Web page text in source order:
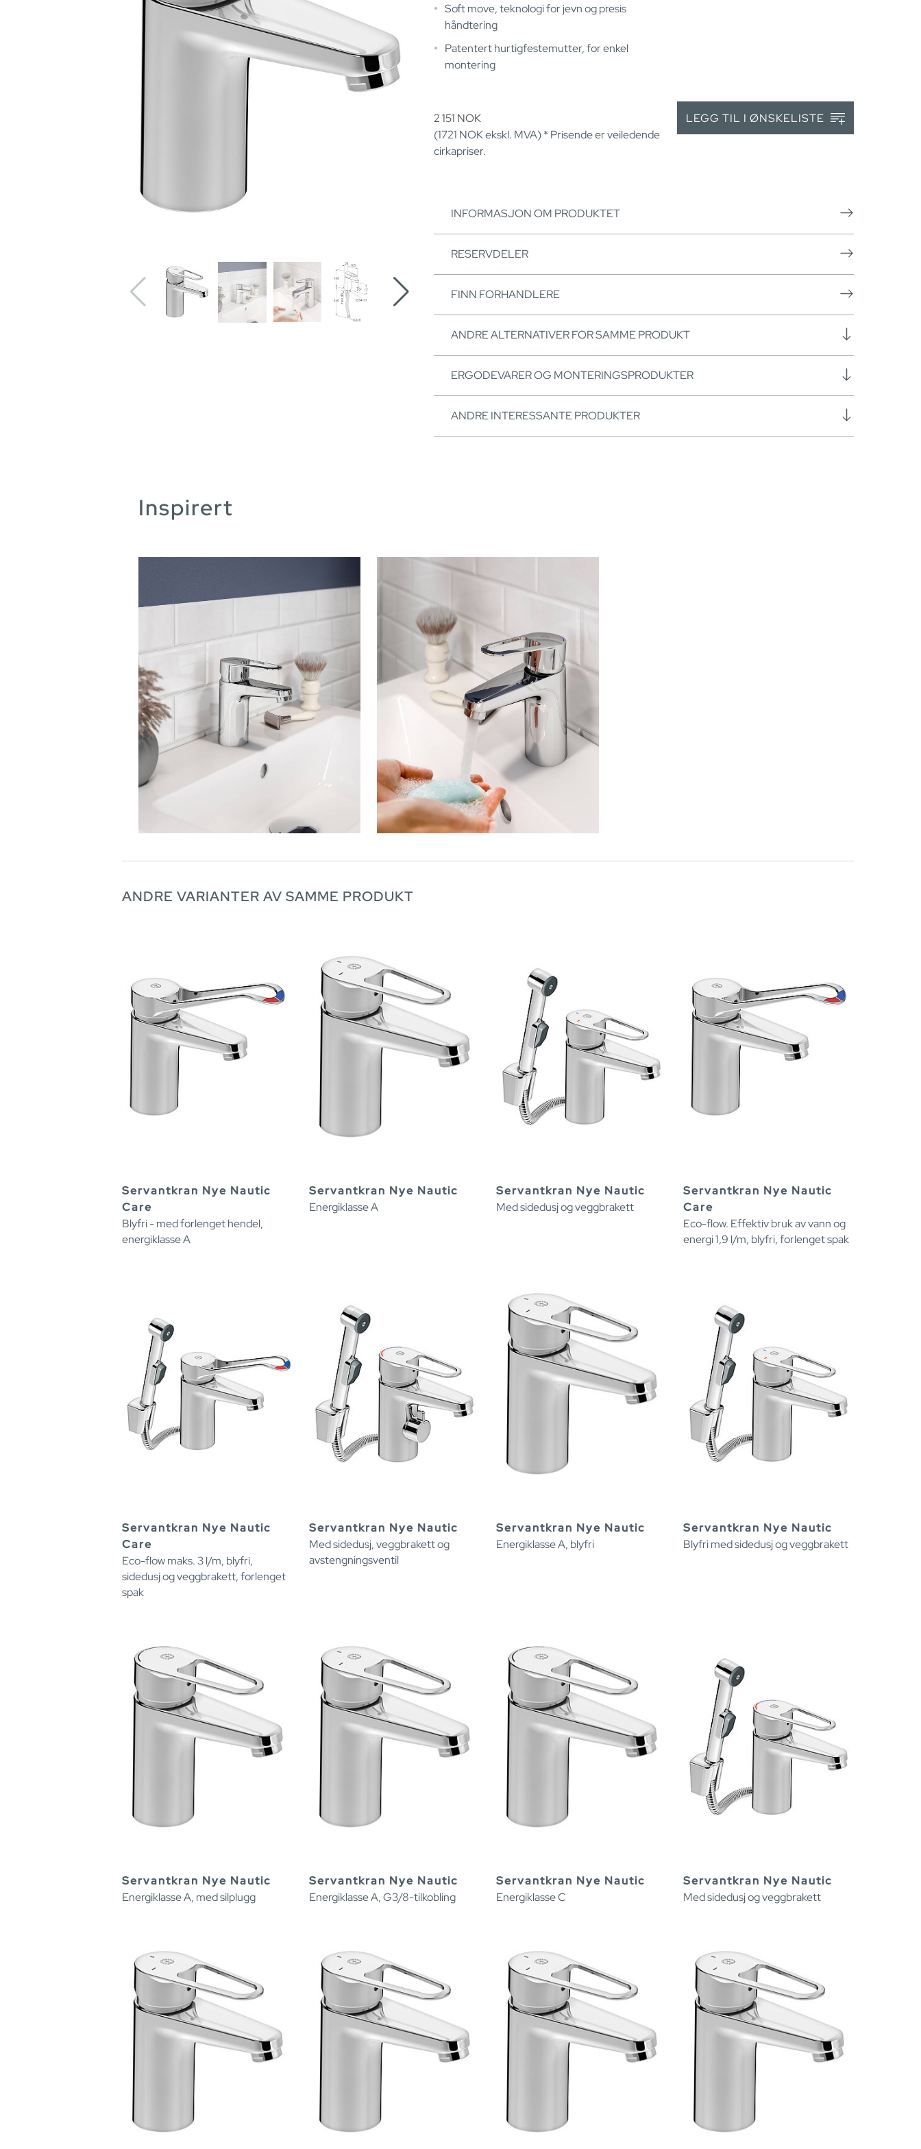
Soft move, teknologi for jevn og presis
håndtering
Patentert hurtigfestemutter, for enkel
montering
2 151 NOK
(1721 NOKekskl. MVA) * Prisende er veiledende
cirkapriser.
LEGG TIL I ØNSKELISTE
INFORMASJON OM PRODUKTET
RESERVDELER
FINN FORHANDLERE
ANDRE ALTERNATIVER FOR SAMME PRODUKT
ERGODEVARER OG MONTERINGSPRODUKTER
ANDRE INTERESSANTE PRODUKTER
Inspirert
ANDRE VARIANTER AV SAMME PRODUKT
Servantkran Nye Nautic
Care
Blyfri - med forlenget hendel,
energiklasse A
Servantkran Nye Nautic
Energiklasse A
Servantkran Nye Nautic
Med sidedusj og veggbrakett
Servantkran Nye Nautic
Care
Eco-flow. Effektiv bruk av vann og
energi 1,9 l/m, blyfri, forlenget spak
Servantkran Nye Nautic
Care
Eco-flow maks. 3 l/m, blyfri,
sidedusj og veggbrakett, forlenget
spak
Servantkran Nye Nautic
Med sidedusj, veggbrakett og
avstengningsventil
Servantkran Nye Nautic
Energiklasse A, blyfri
Servantkran Nye Nautic
Blyfri med sidedusj og veggbrakett
Servantkran Nye Nautic
Energiklasse A, med silplugg
Servantkran Nye Nautic
Energiklasse A, G3/8-tilkobling
Servantkran Nye Nautic
Energiklasse C
Servantkran Nye Nautic
Med sidedusj og veggbrakett